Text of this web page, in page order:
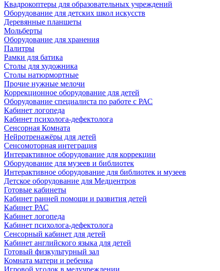
Квадрокоптеры для образовательных учреждений
Оборудование для детских школ искусств
Деревянные планшеты
Мольберты
Оборудование для хранения
Палитры
Рамки для батика
Столы для художника
Столы натюрмортные
Прочие нужные мелочи
Коррекционное оборудование для детей
Оборудование специалиста по работе с РАС
Кабинет логопеда
Кабинет психолога-дефектолога
Сенсорная Комната
Нейротренажёры для детей
Сенсомоторная интеграция
Интерактивное оборудование для коррекции
Оборудование для музеев и библиотек
Интерактивное оборудование для библиотек и музеев
Детское оборудование для Медцентров
Готовые кабинеты
Кабинет ранней помощи и развития детей
Кабинет РАС
Кабинет логопеда
Кабинет психолога-дефектолога
Сенсорный кабинет для детей
Кабинет английского языка для детей
Готовый физкультурный зал
Комната матери и ребенка
Игровой уголок в медучреждении